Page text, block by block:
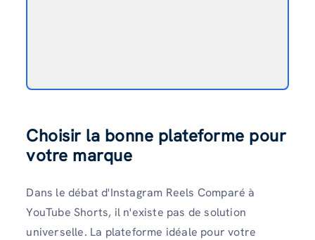
Choisir la bonne plateforme pour
votre marque
Dans le débat d'Instagram Reels Comparé à
YouTube Shorts, il n'existe pas de solution
universelle. La plateforme idéale pour votre